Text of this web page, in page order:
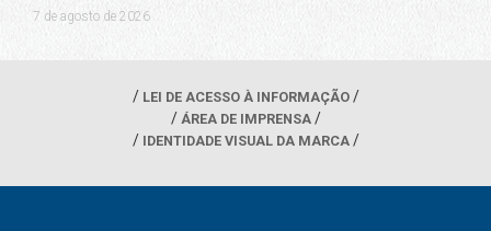
7 de agosto de 2026
LEI DE ACESSO À INFORMAÇÃO
ÁREA DE IMPRENSA
IDENTIDADE VISUAL DA MARCA